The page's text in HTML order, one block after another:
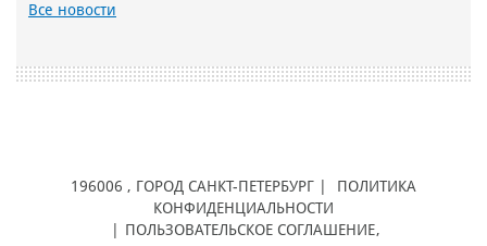
Все новости
196006 , ГОРОД САНКТ-ПЕТЕРБУРГ |
ПОЛИТИКА
КОНФИДЕНЦИАЛЬНОСТИ
ПОЛЬЗОВАТЕЛЬСКОЕ СОГЛАШЕНИЕ,